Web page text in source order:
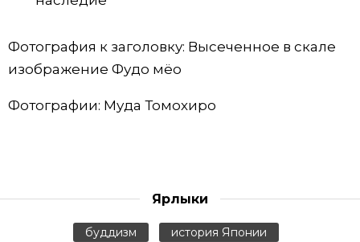
Фотография к заголовку: Высеченное в скале
изображение Фудо мёо
Фотографии: Муда Томохиро
Ярлыки
буддизм
история Японии